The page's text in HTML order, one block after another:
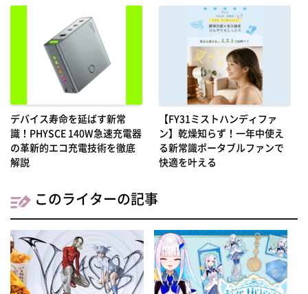
デバイス寿命を延ばす新常
識！PHYSCE 140W急速充電器
の革新的エコ充電技術を徹底
解説
【FY31ミストハンディファ
ン】乾燥知らず！一年中使え
る新常識ポータブルファンで
快適を叶える
このライターの記事